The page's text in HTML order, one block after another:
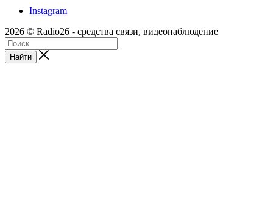
Instagram
2026 © Radio26 - средства связи, видеонаблюдение
Найти